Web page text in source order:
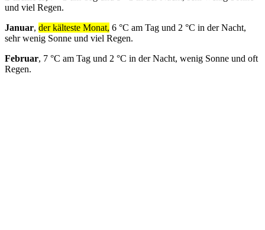
und viel Regen.
Januar, der kälteste Monat, 6 °C am Tag und 2 °C in der Nacht,
sehr wenig Sonne und viel Regen.
Februar, 7 °C am Tag und 2 °C in der Nacht, wenig Sonne und oft
Regen.